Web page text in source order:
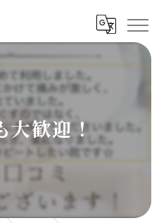
大歓迎！